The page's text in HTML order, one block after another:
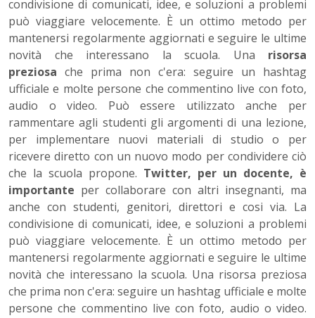
condivisione di comunicati, idee, e soluzioni a problemi
può viaggiare velocemente. È un ottimo metodo per
mantenersi regolarmente aggiornati e seguire le ultime
novità che interessano la scuola. Una risorsa
preziosa che prima non c'era: seguire un hashtag
ufficiale e molte persone che commentino live con foto,
audio o video. Può essere utilizzato anche per
rammentare agli studenti gli argomenti di una lezione,
per implementare nuovi materiali di studio o per
ricevere diretto con un nuovo modo per condividere ciò
che la scuola propone. Twitter, per un docente, è
importante per collaborare con altri insegnanti, ma
anche con studenti, genitori, direttori e cosi via. La
condivisione di comunicati, idee, e soluzioni a problemi
può viaggiare velocemente. È un ottimo metodo per
mantenersi regolarmente aggiornati e seguire le ultime
novità che interessano la scuola. Una risorsa preziosa
che prima non c'era: seguire un hashtag ufficiale e molte
persone che commentino live con foto, audio o video.